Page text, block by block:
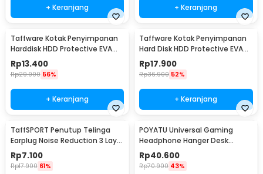
+ Keranjang + Keranjang
Taffware Kotak Penyimpanan
Harddisk HDD Protective EVA
Case 2.5 Inch - C6962
Rp13.400
Rp29.900 56%
+ Keranjang
Taffware Kotak Penyimpanan
Hard Disk HDD Protective EVA
Case 2.5 Inch - C6961
Rp17.900
Rp36.900 52%
+ Keranjang
TaffSPORT Penutup Telinga
Earplug Noise Reduction 3 Layer
1 Pair - VO75
Rp7.100
Rp17.900 61%
POYATU Universal Gaming
Headphone Hanger Desk
Mount - GPYT-891
Rp40.600
Rp70.900 43%